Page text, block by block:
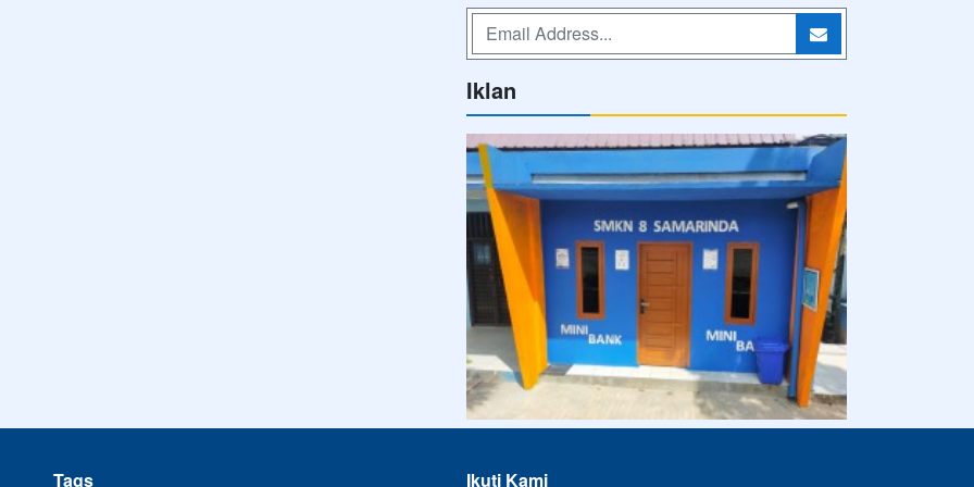
Iklan
Tags Ikuti Kami